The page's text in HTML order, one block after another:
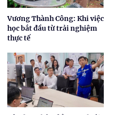
Vương Thành Công: Khi việc
học bắt đầu từ trải nghiệm
thực tế